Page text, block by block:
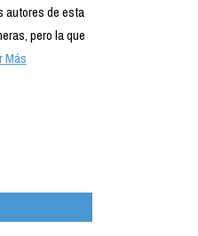
autores de esta
pero la que
Más